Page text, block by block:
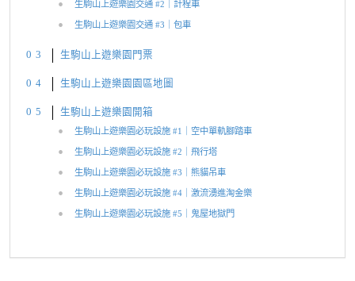
生駒山上遊樂園交通 #2｜計程車
生駒山上遊樂園交通 #3｜包車
生駒山上遊樂園門票
生駒山上遊樂園園區地圖
生駒山上遊樂園開箱
生駒山上遊樂園必玩設施 #1｜空中單軌腳踏車
生駒山上遊樂園必玩設施 #2｜飛行塔
生駒山上遊樂園必玩設施 #3｜熊貓吊車
生駒山上遊樂園必玩設施 #4｜激流湧進淘金樂
生駒山上遊樂園必玩設施 #5｜鬼屋地獄門